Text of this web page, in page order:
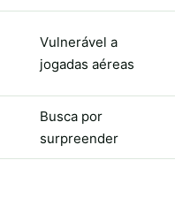
Vulnerável a
jogadas aéreas
Busca por
surpreender